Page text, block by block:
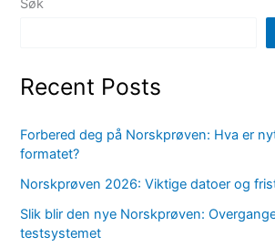
Søk
Recent Posts
Forbered deg på Norskprøven: Hva er
formatet?
Norskprøven 2026: Viktige datoer og
Slik blir den nye Norskprøven:
testsystemet